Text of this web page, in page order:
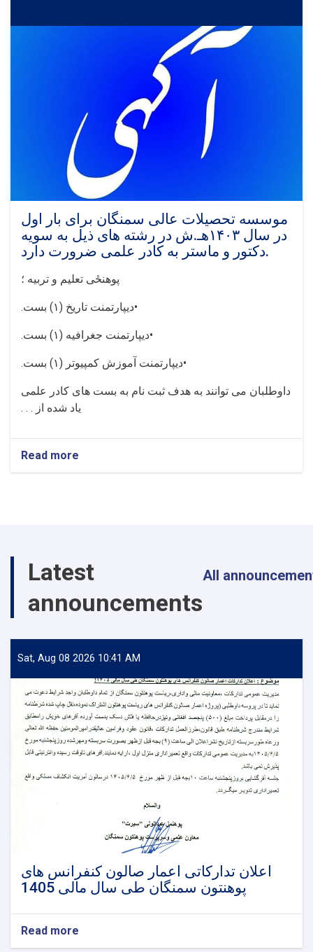
رشته‌های
ذیل
دوکتور،
و
لیسانس
به
استاد
حق‌الزحمه
ضرورت
دارد
موسسه تحصیلات عالی سمنگان برای بار اول
در سال ۱۴۰۳هـ.ش در رشته های ذيل به سويه
دکتور و ماستر به کادر علمی ضرورت دارد.
پوهنځی تعلیم و تربیه ؛
•دیپارتمنت تاریخ (۱) بست.
•دیپارتمنت جغرافیه (۱) بست.
•دیپارتمنت آموزش کمپیوتر (۱) بست.
داوطلبان می توانند به هدف ثبت نام به بست های کادر علمی
یاد شده از . . .
Read more
موسسه
در
سال
۱۴۰۳هـ.ش
در
های
ذيل
به
سويه
دکتور
و
ماستر
به
کادر
ضرورت
Latest
announcements
All
Sat, Aug 08 2026 10:41 AM
اعلان تدارکاتی اعمار صالون کنفرانس های
پوهنتون سمنگان طی سال مالی 1405
Read more
اعلان